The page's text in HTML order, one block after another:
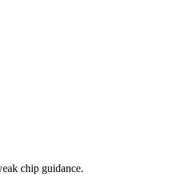
chip guidance.